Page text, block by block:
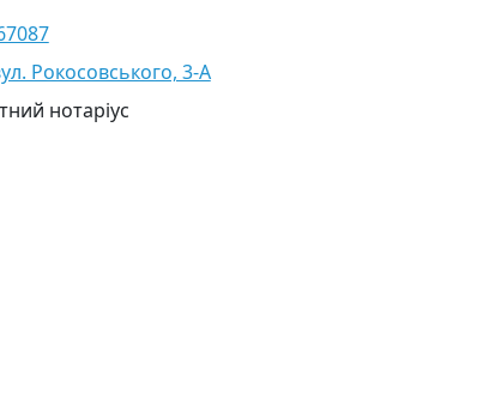
Рокосовського, 3-А
нотаріус